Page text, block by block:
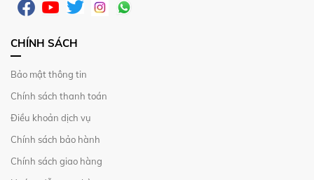
CHÍNH SÁCH
Bảo mật thông tin
Chính sách thanh toán
Điều khoản dịch vụ
Chính sách bảo hành
Chính sách giao hàng